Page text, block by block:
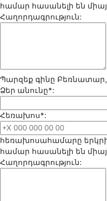
համար հասանելի են
Հաղորդագրություն:
Պարզեք գինը
Ձեր անունը*:
Հեռախոս*:
հեռախոսահամարը
համար հասանելի են
Հաղորդագրություն: